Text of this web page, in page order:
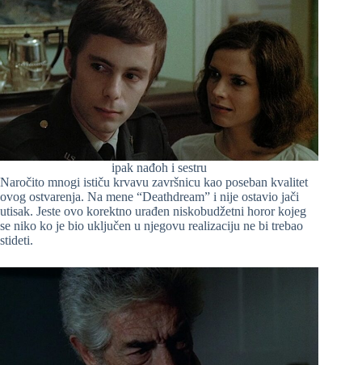
ipak nađoh i sestru
Naročito mnogi ističu krvavu završnicu kao poseban kvalitet
ovog ostvarenja. Na mene “Deathdream” i nije ostavio jači
utisak. Jeste ovo korektno urađen niskobudžetni horor kojeg
se niko ko je bio uključen u njegovu realizaciju ne bi trebao
stideti.